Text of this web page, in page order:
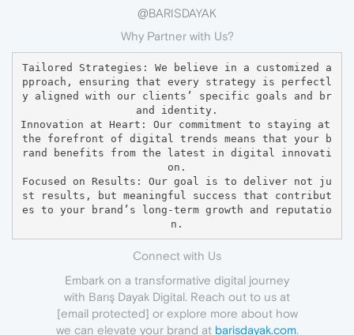
@BARISDAYAK
Why Partner with Us?
Tailored Strategies: We believe in a customized a
pproach, ensuring that every strategy is perfectl
y aligned with our clients’ specific goals and br
and identity.
Innovation at Heart: Our commitment to staying at
the forefront of digital trends means that your b
rand benefits from the latest in digital innovati
on.
Focused on Results: Our goal is to deliver not ju
st results, but meaningful success that contribut
es to your brand’s long-term growth and reputatio
Connect with Us
Embark on a transformative digital journey
with Barış Dayak Digital. Reach out to us at
[email protected] or explore more about how
we can elevate your brand at barisdayak.com.